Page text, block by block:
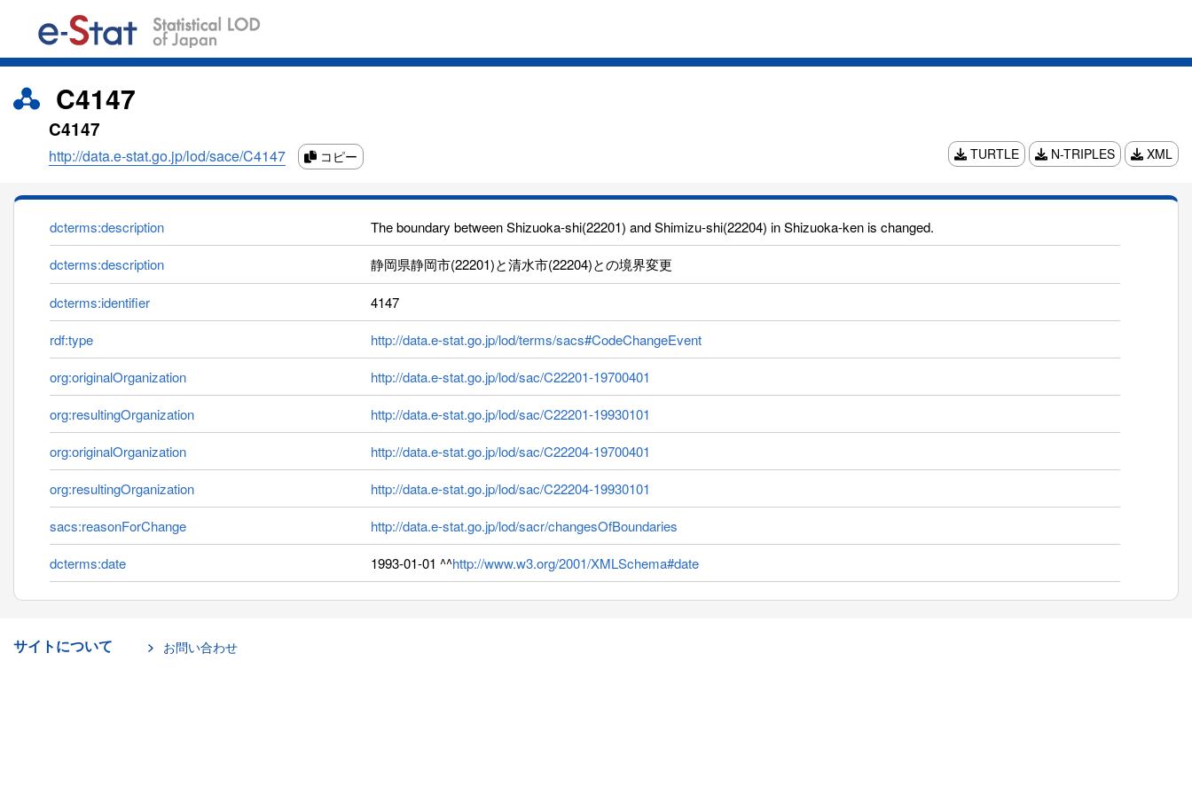
C4147
C4147
http://data.e-stat.go.jp/lod/sace/C4147 コピー TURTLE N-TRIPLES XML
dcterms:description
The boundary between Shizuoka-shi(22201) and Shimizu-shi(22204) in Shizuoka-ken is changed.
dcterms:description
静岡県静岡市(22201)と清水市(22204)との境界変更
dcterms:identifier
4147
rdf:type
http://data.e-stat.go.jp/lod/terms/sacs#CodeChangeEvent
org:originalOrganization
http://data.e-stat.go.jp/lod/sac/C22201-19700401
org:resultingOrganization
http://data.e-stat.go.jp/lod/sac/C22201-19930101
org:originalOrganization
http://data.e-stat.go.jp/lod/sac/C22204-19700401
org:resultingOrganization
http://data.e-stat.go.jp/lod/sac/C22204-19930101
sacs:reasonForChange
http://data.e-stat.go.jp/lod/sacr/changesOfBoundaries
dcterms:date
1993-01-01 ^^http://www.w3.org/2001/XMLSchema#date
サイトについて お問い合わせ